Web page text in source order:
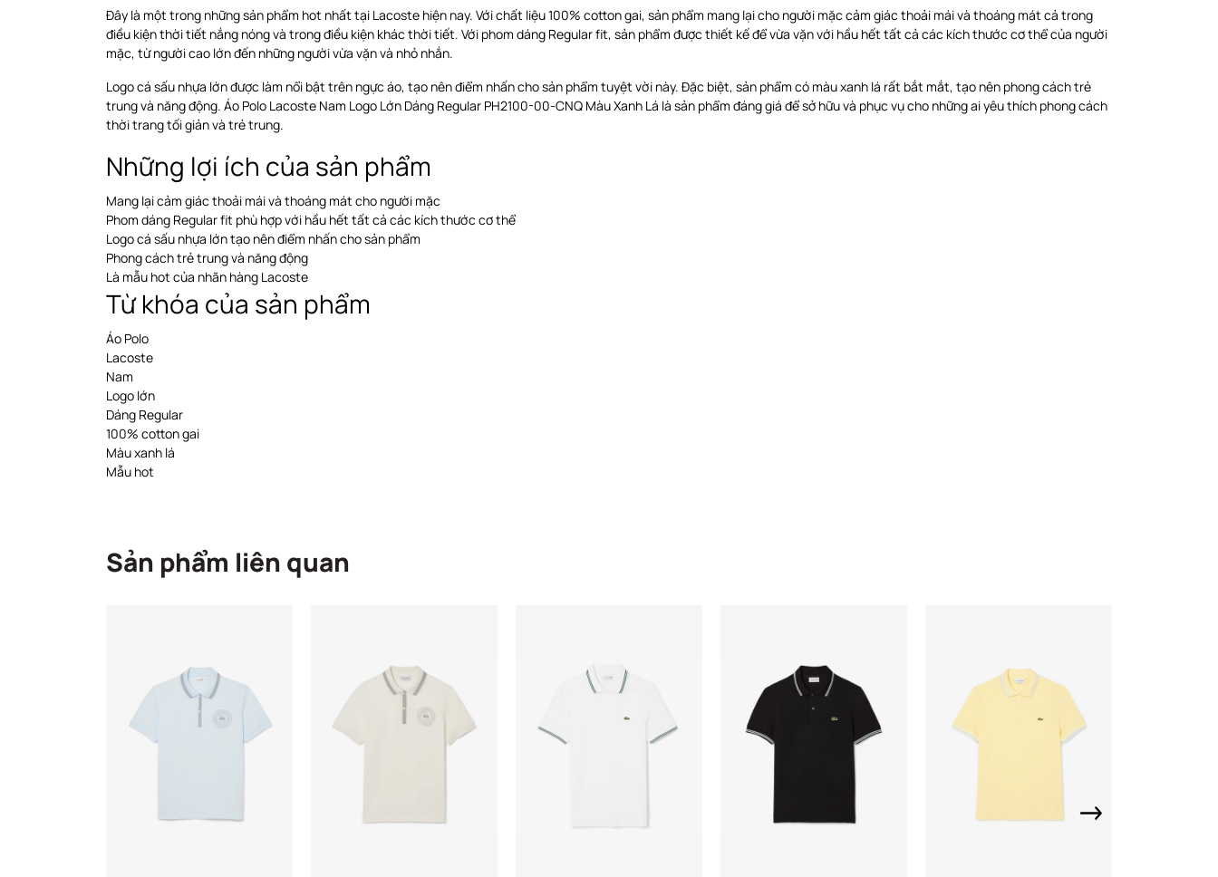
Đây là một trong những sản phẩm hot nhất tại Lacoste hiện nay. Với chất liệu 100% cotton gai, sản phẩm mang lại cho người mặc cảm giác thoải mái và thoáng mát cả trong
điều kiện thời tiết nắng nóng và trong điều kiện khác thời tiết. Với phom dáng Regular fit, sản phẩm được thiết kế để vừa vặn với hầu hết tất cả các kích thước cơ thể của người
mặc, từ người cao lớn đến những người vừa vặn và nhỏ nhắn.
Logo cá sấu nhựa lớn được làm nổi bật trên ngực áo, tạo nên điểm nhấn cho sản phẩm tuyệt vời này. Đặc biệt, sản phẩm có màu xanh lá rất bắt mắt, tạo nên phong cách trẻ
trung và năng động. Áo Polo Lacoste Nam Logo Lớn Dáng Regular PH2100-00-CNQ Màu Xanh Lá là sản phẩm đáng giá để sở hữu và phục vụ cho những ai yêu thích phong cách
thời trang tối giản và trẻ trung.
Những lợi ích của sản phẩm
Mang lại cảm giác thoải mái và thoáng mát cho người mặc
Phom dáng Regular fit phù hợp với hầu hết tất cả các kích thước cơ thể
Logo cá sấu nhựa lớn tạo nên điểm nhấn cho sản phẩm
Phong cách trẻ trung và năng động
Là mẫu hot của nhãn hàng Lacoste
Từ khóa của sản phẩm
Áo Polo
Lacoste
Nam
Logo lớn
Dáng Regular
100% cotton gai
Màu xanh lá
Mẫu hot
Sản phẩm liên quan